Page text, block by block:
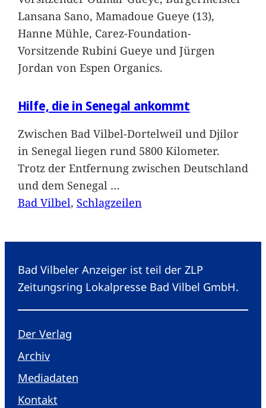
Lansana Sano, Mamadoue Gueye (13),
Hanne Mühle, Carez-Foundation-
Vorsitzende Rubini Gueye und Jürgen
Jordan von Espen Organics.
Hilfe, die in Senegal ankommt
Zwischen Bad Vilbel-Dortelweil und Djilor
in Senegal liegen rund 5800 Kilometer.
Trotz der Entfernung zwischen Deutschland
und dem Senegal …
Bad Vilbel, Schlagzeilen
Bad Vilbeler Anzeiger ist teil der ZLP
Zeitungsring Lokalpresse Bad Vilbel GmbH.
Der Verlag
Archiv
Mediadaten
Kontakt